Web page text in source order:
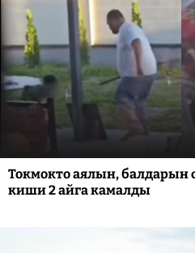
Токмокто аялын, балдарын
киши 2 айга камалды